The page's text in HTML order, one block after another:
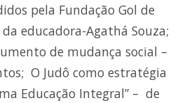
pela Fundação Gol de
educadora-Agathá Souza;
de mudança social –
O Judô como estratégia
Educação Integral” – de